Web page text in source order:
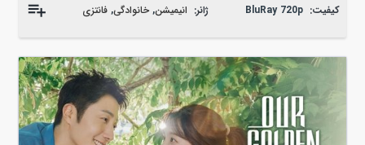
کیفیت: BluRay 720p ژانر: انیمیشن, خانوادگی, فانتزی